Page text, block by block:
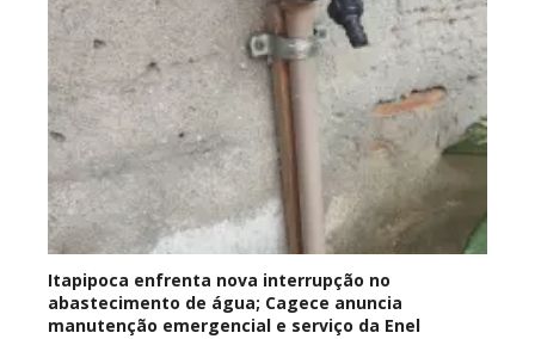
Itapipoca enfrenta nova interrupção no
abastecimento de água; Cagece anuncia
manutenção emergencial e serviço da Enel